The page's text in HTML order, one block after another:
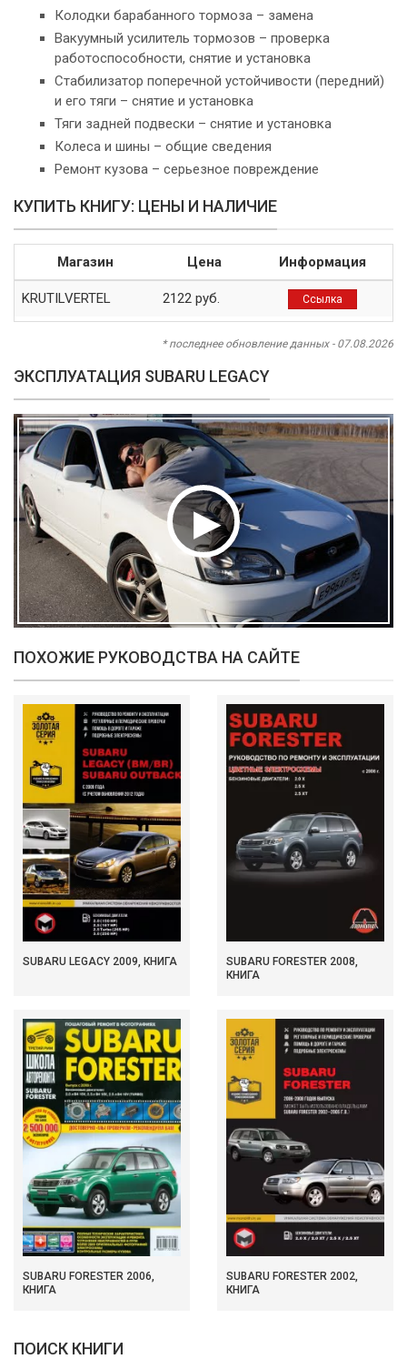
Колодки барабанного тормоза – замена
Вакуумный усилитель тормозов – проверка
работоспособности, снятие и установка
Стабилизатор поперечной устойчивости (передний)
и его тяги – снятие и установка
Тяги задней подвески – снятие и установка
Колеса и шины – общие сведения
Ремонт кузова – серьезное повреждение
КУПИТЬ КНИГУ: ЦЕНЫ И НАЛИЧИЕ
Магазин Цена Информация
KRUTILVERTEL 2122 руб. Ссылка
* последнее обновление данных - 07.08.2026
ЭКСПЛУАТАЦИЯ SUBARU LEGACY
ПОХОЖИЕ РУКОВОДСТВА НА САЙТЕ
SUBARU LEGACY 2009, КНИГА
SUBARU FORESTER 2008,
КНИГА
SUBARU FORESTER 2006,
КНИГА
SUBARU FORESTER 2002,
КНИГА
ПОИСК КНИГИ